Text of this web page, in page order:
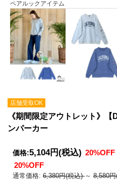
ペアルックアイテム
店舗受取OK
《期間限定アウトレット》
ンパーカー
価格:5,104円(税込) 20%OFF
20%OFF
通常価格: 6,380円(税込)～ 8,580